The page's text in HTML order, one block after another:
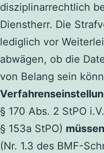
disziplinarrechtlich
Dienstherr. Die
lediglich vor
abwägen, ob die
von Belang sein
§ 170 Abs. 2 StPO
§ 153a StPO)
(Nr. 1.3 des BMF-